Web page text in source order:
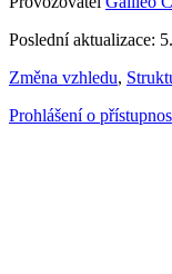
Poslední aktualizace:
Změna vzhledu,
Prohlášení o